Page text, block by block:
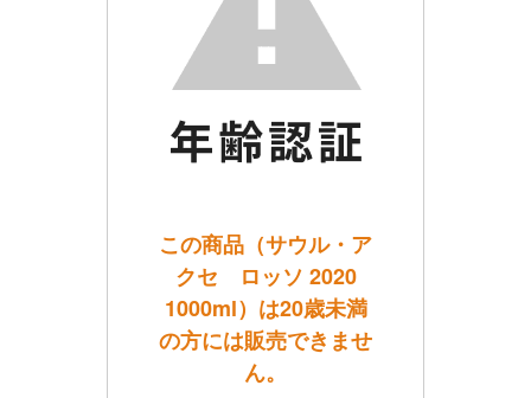
この商品（サウル・ア
クセ ロッソ 2020
1000ml）は20歳未満
の方には販売できませ
ん。